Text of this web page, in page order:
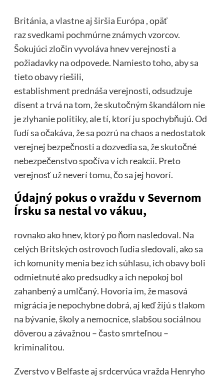
Británia, a vlastne aj širšia Európa , opäť
raz svedkami pochmúrne známych vzorcov.
Šokujúci zločin vyvoláva hnev verejnosti a
požiadavky na odpovede. Namiesto toho, aby sa
tieto obavy riešili,
establishment prednášaverejnosti, odsudzuje
disent a trvá na tom, že skutočným škandálom nie
je zlyhanie politiky, ale tí, ktorí ju spochybňujú. Od
ľudí sa očakáva, že sa pozrú na chaos a nedostatok
verejnej bezpečnosti a dozvedia sa, že skutočné
nebezpečenstvo spočíva v ich reakcii. Preto
verejnosť už neverí tomu, čo sa jej hovorí.
Údajný pokus o vraždu v Severnom
Írsku sa nestal vo vákuu,
rovnako ako hnev, ktorý po ňom nasledoval. Na
celých Britských ostrovoch ľudia sledovali, ako sa
ich komunity menia bez ich súhlasu, ich obavy boli
odmietnuté ako predsudky a ich nepokoj bol
zahanbený a umlčaný. Hovoria im, že masová
migrácia je nepochybne dobrá, aj keď žijú s tlakom
na bývanie, školy a nemocnice, slabšou sociálnou
dôverou a závažnou – často smrteľnou –
kriminalitou.
Zverstvo v Belfaste aj srdcervúca vražda Henryho